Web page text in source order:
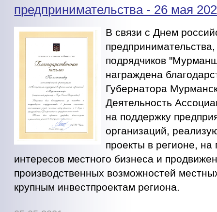
предпринимательства - 26 мая
В связи с Днем
подрядчиков
награждена
Губернатора
Деятельность
на поддержку
организаций,
проекты в регионе, на
интересов местного бизнеса и
производственных возможностей
крупным инвестпроектам региона.